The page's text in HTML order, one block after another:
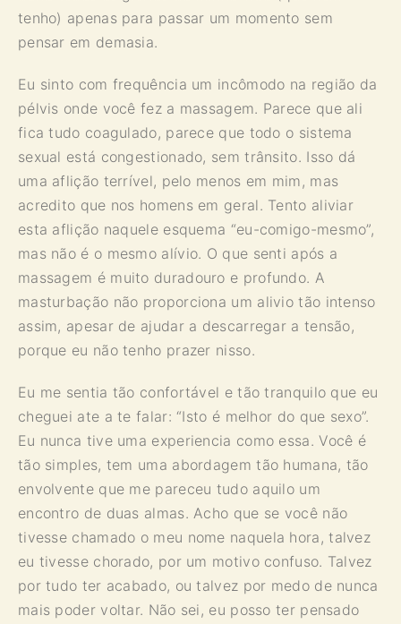
tenho) apenas para passar um momento sem
pensar em demasia.
Eu sinto com frequência um incômodo na região da
pélvis onde você fez a massagem. Parece que ali
fica tudo coagulado, parece que todo o sistema
sexual está congestionado, sem trânsito. Isso dá
uma aflição terrível, pelo menos em mim, mas
acredito que nos homens em geral. Tento aliviar
esta aflição naquele esquema “eu-comigo-mesmo”,
mas não é o mesmo alívio. O que senti após a
massagem é muito duradouro e profundo. A
masturbação não proporciona um alivio tão intenso
assim, apesar de ajudar a descarregar a tensão,
porque eu não tenho prazer nisso.
Eu me sentia tão confortável e tão tranquilo que eu
cheguei ate a te falar: “Isto é melhor do que sexo”.
Eu nunca tive uma experiencia como essa. Você é
tão simples, tem uma abordagem tão humana, tão
envolvente que me pareceu tudo aquilo um
encontro de duas almas. Acho que se você não
tivesse chamado o meu nome naquela hora, talvez
eu tivesse chorado, por um motivo confuso. Talvez
por tudo ter acabado, ou talvez por medo de nunca
mais poder voltar. Não sei, eu posso ter pensado